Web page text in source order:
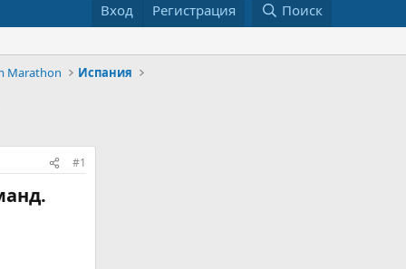
Вход Регистрация Поиск
Marathon Испания
#1